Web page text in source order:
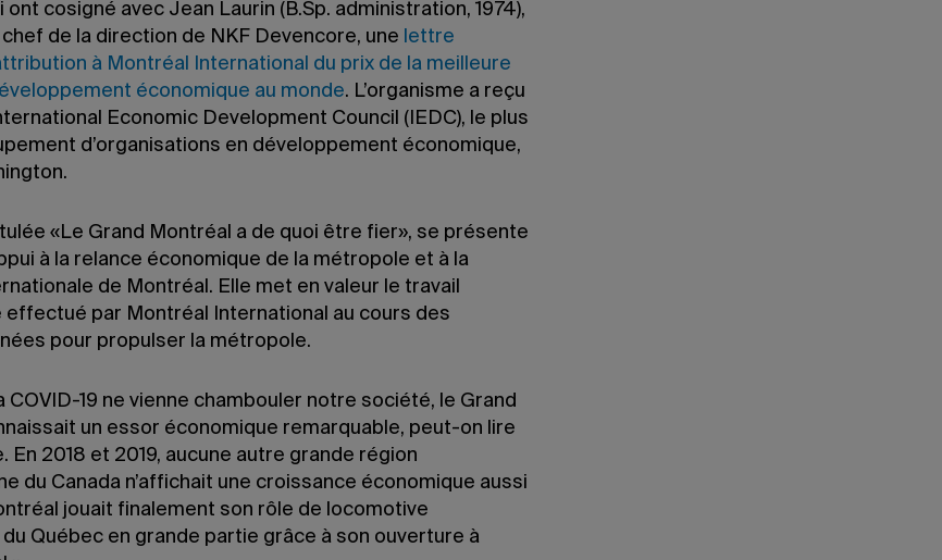
ont cosigné avec Jean Laurin (B.Sp. administration, 1974),
de la direction de NKF Devencore, une lettre
à Montréal International du prix de la meilleure
économique au monde. L’organisme a reçu
Economic Development Council (IEDC), le plus
d’organisations en développement économique,
«Le Grand Montréal a de quoi être fier», se présente
à la relance économique de la métropole et à la
de Montréal. Elle met en valeur le travail
effectué par Montréal International au cours des
pour propulser la métropole.
COVID-19 ne vienne chambouler notre société, le Grand
un essor économique remarquable, peut-on lire
En 2018 et 2019, aucune autre grande région
du Canada n’affichait une croissance économique aussi
jouait finalement son rôle de locomotive
Québec en grande partie grâce à son ouverture à